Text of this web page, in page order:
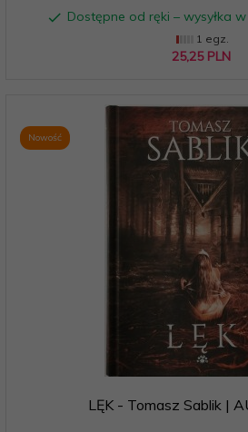
Dostępne od ręki – wysyłka
1 egz.
25,25 PLN
Nowość
LĘK - Tomasz Sablik |